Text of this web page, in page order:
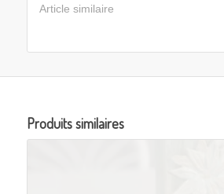
Article similaire
Produits similaires